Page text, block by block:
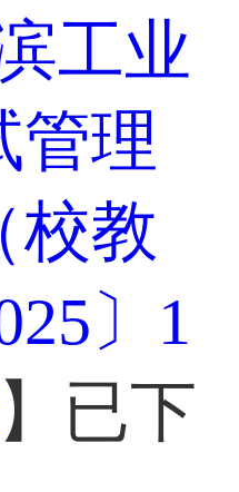
工业
管理
校教
〕1
】已下